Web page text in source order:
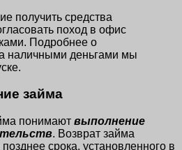
получить средства
поход в офис
Подробнее о
наличными деньгами мы
займа
понимают выполнение
. Возврат займа
срока, установленного в